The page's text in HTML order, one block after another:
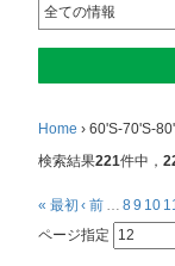
Home ›60'S-70'S-
検索結果221件中，
« 最初 ‹ 前 … 89 10
ページ指定